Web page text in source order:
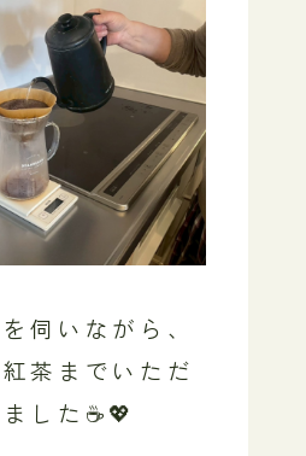
伺いながら、
茶までいただ
した☕💖